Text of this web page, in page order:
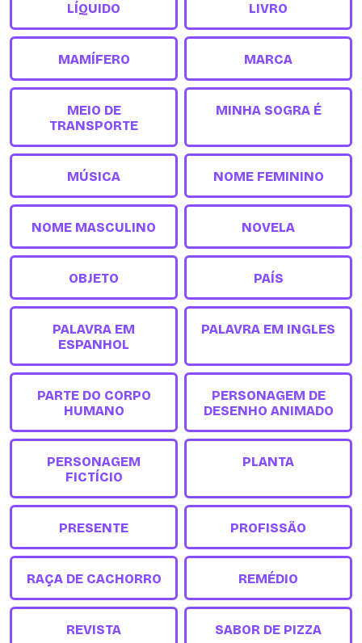
LÍQUIDO LIVRO
MAMÍFERO MARCA
MEIO DE
TRANSPORTE
MINHA SOGRA É
MÚSICA NOME FEMININO
NOME MASCULINO NOVELA
OBJETO PAÍS
PALAVRA EM
ESPANHOL
PALAVRA EM INGLES
PARTE DO CORPO
HUMANO
PERSONAGEM DE
DESENHO ANIMADO
PERSONAGEM
FICTÍCIO
PLANTA
PRESENTE PROFISSÃO
RAÇA DE CACHORRO REMÉDIO
REVISTA SABOR DE PIZZA